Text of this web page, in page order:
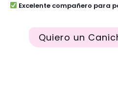
Excelente compañero para
Quiero un